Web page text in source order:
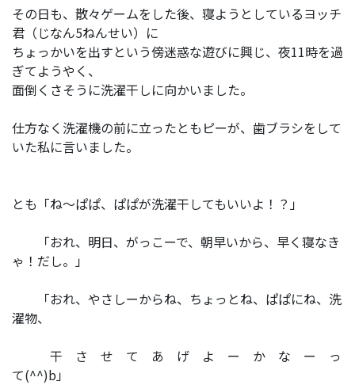
その日も、散々ゲームをした後、寝ようとしているヨッチ
君（じなん5ねんせい）に
ちょっかいを出すという傍迷惑な遊びに興じ、夜11時を過
ぎてようやく、
面倒くさそうに洗濯干しに向かいました。
仕方なく洗濯機の前に立ったともピーが、歯ブラシをして
いた私に言いました。
とも「ね～ぱぱ、ぱぱが洗濯干してもいいよ！？」
「おれ、明日、がっこーで、朝早いから、早く寝なき
ゃ！だし。」
「おれ、やさしーからね、ちょっとね、ぱぱにね、洗
濯物、
干 さ せ て あ げ よ ー か な ー っ
て(^^)b」